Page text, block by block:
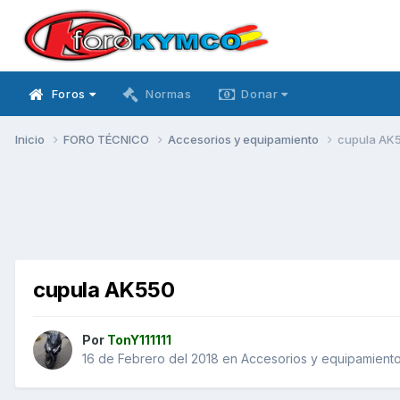
Foros Normas Donar
Inicio FORO TÉCNICO Accesorios y equipamiento cupula
cupula AK550
Por TonY111111
16 de Febrero del 2018 en Accesorios y equipamiento